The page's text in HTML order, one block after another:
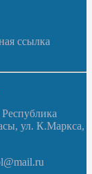
ссылка
ул. К.Маркса,